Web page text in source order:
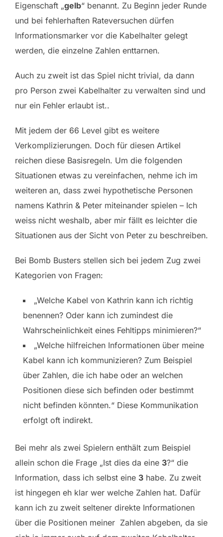
Eigenschaft „gelb“ benannt. Zu Beginn jeder Runde
und bei fehlerhaften Rateversuchen dürfen
Informationsmarker vor die Kabelhalter gelegt
werden, die einzelne Zahlen enttarnen.
Auch zu zweit ist das Spiel nicht trivial, da dann
pro Person zwei Kabelhalter zu verwalten sind und
nur ein Fehler erlaubt ist..
Mit jedem der 66 Level gibt es weitere
Verkomplizierungen. Doch für diesen Artikel
reichen diese Basisregeln. Um die folgenden
Situationen etwas zu vereinfachen, nehme ich im
weiteren an, dass zwei hypothetische Personen
namens Kathrin & Peter miteinander spielen – Ich
weiss nicht weshalb, aber mir fällt es leichter die
Situationen aus der Sicht von Peter zu beschreiben.
Bei Bomb Busters stellen sich bei jedem Zug zwei
Kategorien von Fragen:
„Welche Kabel von Kathrin kann ich richtig
benennen? Oder kann ich zumindest die
Wahrscheinlichkeit eines Fehltipps minimieren?“
„Welche hilfreichen Informationen über meine
Kabel kann ich kommunizieren? Zum Beispiel
über Zahlen, die ich habe oder an welchen
Positionen diese sich befinden oder bestimmt
nicht befinden könnten.“ Diese Kommunikation
erfolgt oft indirekt.
Bei mehr als zwei Spielern enthält zum Beispiel
allein schon die Frage „Ist dies da eine 3?“ die
Information, dass ich selbst eine 3 habe. Zu zweit
ist hingegen eh klar wer welche Zahlen hat. Dafür
kann ich zu zweit seltener direkte Informationen
über die Positionen meiner Zahlen abgeben, da sie